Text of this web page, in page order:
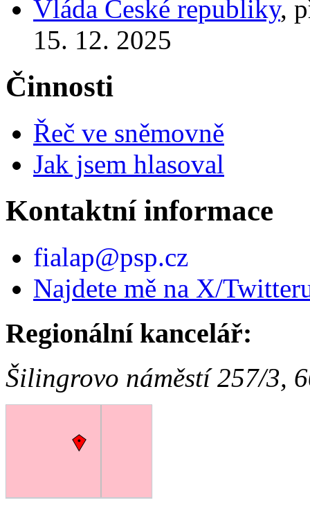
Vláda České republiky,
15. 12. 2025
Činnosti
Řeč ve sněmovně
Jak jsem hlasoval
Kontaktní informace
fialap@psp.cz
Najdete mě na X/
Regionální kancelář:
Šilingrovo náměstí 257/3,